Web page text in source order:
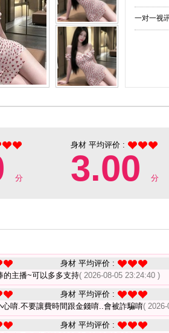
一对一视
分
身材 平均评价 :
3.00 分
身材 平均评价 :
的主播~可以多多支持( 2026-08-05 23:24:40 )
身材 平均评价 :
唷.不要讓費時間跟金錢唷..會被詐騙唷(
身材 平均评价 :